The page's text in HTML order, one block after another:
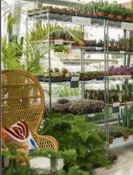
Pogoste težave
Gnitje:če opaziš,
spodnji listi,
mokra, si me po
Prosim, da
nagnite korenine,
popolnoma svežo
Rumeni listi:
rumeno, ko ne